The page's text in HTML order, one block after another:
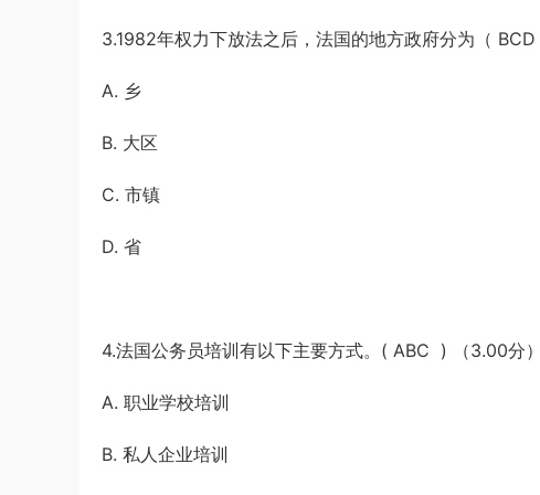
3.1982年权力下放法之后，法国的地方政府分为（
A. 乡
B. 大区
C. 市镇
D. 省
4.法国公务员培训有以下主要方式。( ABC ) （3.00分）
A. 职业学校培训
B. 私人企业培训